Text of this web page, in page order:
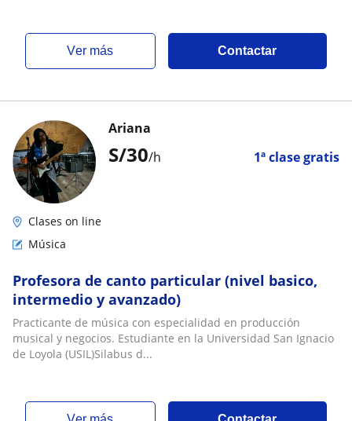
ver más Contactar
S/30/h 1ª clase gratis
Ariana
Clases on line
Música
Profesora de canto particular (nivel basico,
intermedio y avanzado)
Practicante de música con especialidad en producción
musical y negocios. Estudiante en la Universidad San Ignacio
de Loyola (USIL)Silabus d...